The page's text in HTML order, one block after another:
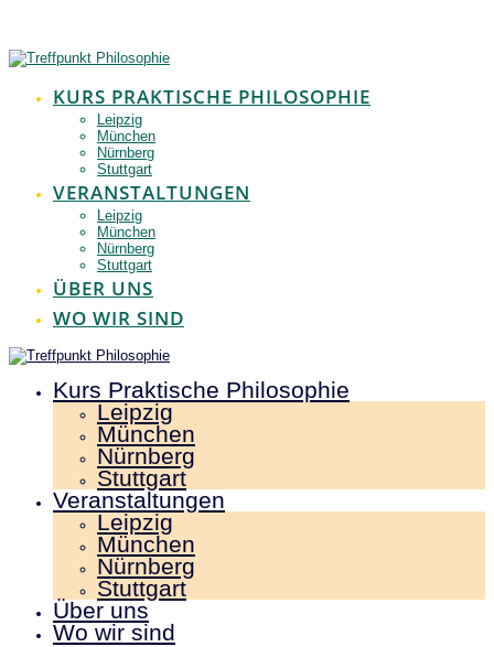
springen
KURS PRAKTISCHE PHILOSOPHIE
Leipzig
München
Nürnberg
Stuttgart
VERANSTALTUNGEN
Leipzig
München
Nürnberg
Stuttgart
ÜBER UNS
WO WIR SIND
Kurs Praktische Philosophie
Leipzig
München
Nürnberg
Stuttgart
Veranstaltungen
Leipzig
München
Nürnberg
Stuttgart
Über uns
Wo wir sind